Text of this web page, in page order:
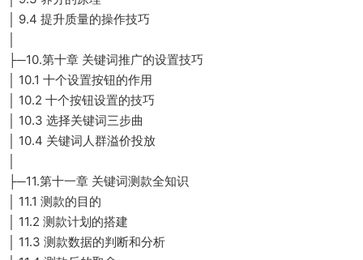
│ 9.4 提升质量的操作技巧
├─10.第十章 关键词推广的设置技巧
│ 10.1 十个设置按钮的作用
│ 10.2 十个按钮设置的技巧
│ 10.3 选择关键词三步曲
│ 10.4 关键词人群溢价投放
├─11.第十一章 关键词测款全知识
│ 11.1 测款的目的
│ 11.2 测款计划的搭建
│ 11.3 测款数据的判断和分析